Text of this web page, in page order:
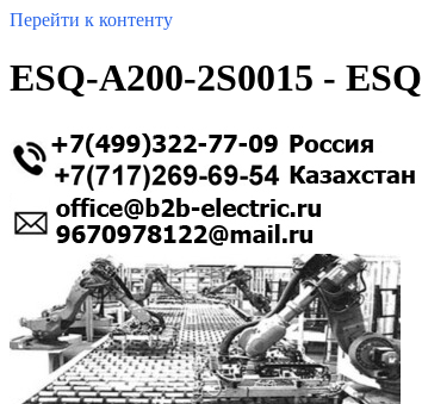
Перейти к контенту
ESQ-A200-2S0015 - ESQ